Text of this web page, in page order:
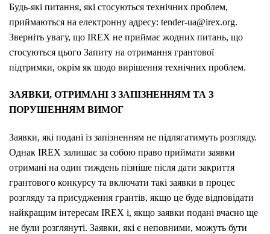
Будь-які питання, які стосуються технічних проблем,
приймаються на електронну адресу: tender-ua@irex.org.
Зверніть увагу, що IREX не приймає жодних питань, що
стосуються цього Запиту на отримання грантової
підтримки, окрім як щодо вирішення технічних проблем.
ЗАЯВКИ, ОТРИМАНІ З ЗАПІЗНЕННЯМ ТА З
ПОРУШЕННЯМ ВИМОГ
Заявки, які подані із запізненням не підлягатимуть розгляду.
Однак IREX залишає за собою право приймати заявки
отримані на один тиждень пізніше після дати закриття
грантового конкурсу та включати такі заявки в процес
розгляду та присудження грантів, якщо це буде відповідати
найкращим інтересам IREX і, якщо заявки подані вчасно ще
не були розглянуті. Заявки, які є неповними, можуть бути